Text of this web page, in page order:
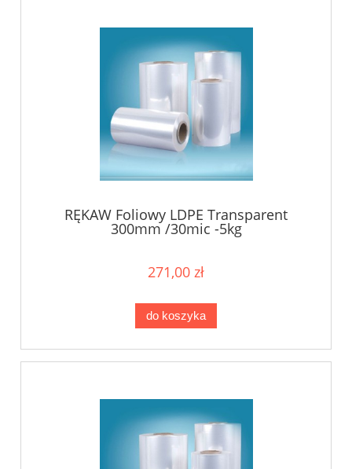
RĘKAW Foliowy LDPE Transparent
300mm /30mic -5kg
271,00 zł
do koszyka